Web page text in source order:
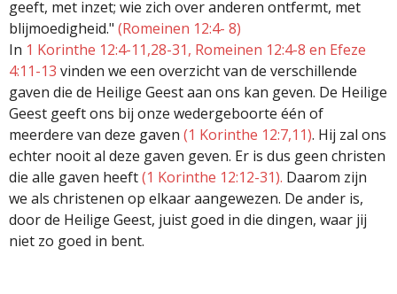
geeft, met inzet; wie zich over anderen ontfermt, met
blijmoedigheid." (Romeinen 12:4- 8)
In 1 Korinthe 12:4-11,28-31, Romeinen 12:4-8 en Efeze
4:11-13 vinden we een overzicht van de verschillende
gaven die de Heilige Geest aan ons kan geven. De Heilige
Geest geeft ons bij onze wedergeboorte één of
meerdere van deze gaven (1 Korinthe 12:7,11). Hij zal ons
echter nooit al deze gaven geven. Er is dus geen christen
die alle gaven heeft(1 Korinthe 12:12-31). Daarom zijn
we als christenen op elkaar aangewezen. De ander is,
door de Heilige Geest, juist goed in die dingen, waar jij
niet zo goed in bent.